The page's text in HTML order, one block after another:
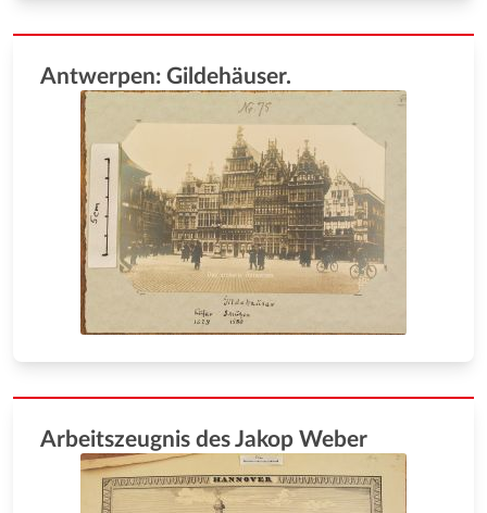
Antwerpen: Gildehäuser.
Arbeitszeugnis des Jakop Weber